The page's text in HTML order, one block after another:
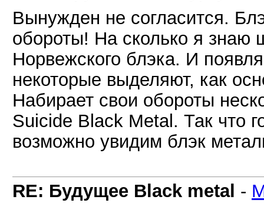
Вынужден не согласится.
обороты! На сколько я знаю
Норвежского блэка. И
некоторые выделяют, как
Набирает свои обороты
Suicide Black Metal. Так что
возможно увидим блэк
RE: Будущее Black metal -